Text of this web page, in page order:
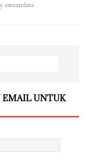
asmandara
EMAIL UNTUK